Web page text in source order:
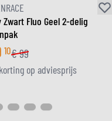
Zwart Fluo Geel 2-delig
10€99
op adviesprijs